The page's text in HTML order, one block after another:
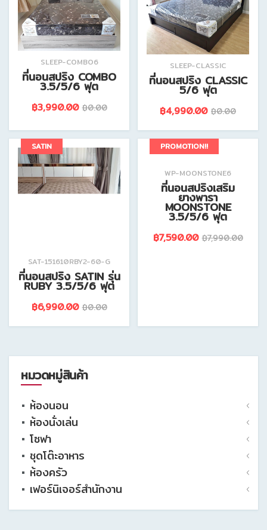
หมวดหมู่สินค้า
ห้องนอน
ชุดห้องนอน
เตียง
ตู้เสื้อผ้า
โต๊ะเครื่องแป้ง
ตู้วางทีวี
ตู้ข้างเตียง
ห้องนั่งเล่น
ชุดวางทีวีไม่เจาะผนัง
ชุดวางทีวีเจาะผนัง
ตู้โชว์
ชั้นวางของ
ตู้เตี้ย/ตู้ลิ้นชัก
โซฟา
โซฟาเข้ามุม 200- 220 ซม.
โซฟาเข้ามุม 230-290 ซม.
โซฟาเข้ามุม 300 ซม.ขึ้นไป
โซฟาเบด/เดย์เบด
ชุดโต๊ะอาหาร
ชุดโต๊ะอาหาร 4 ที่นั่ง
ชุดโต๊ะอาหาร 6 ที่นั่งขึ้นไป
เก้าอี้ทานอาหาร
ห้องครัว
ตู้ครัวเตี้ย
ตู้ครัวสูง
เฟอร์นิเจอร์สำนักงาน
โต๊ะทำงานไม้
SLEEP-COMBO6
ที่นอนสปริง COMBO
3.5/5/6 ฟุต
฿3,990.00 ฿0.00
ดูรายละเอียดสินค้านี้
SLEEP-CLASSIC
ที่นอนสปริง CLASSIC
5/6 ฟุต
฿4,990.00 ฿0.00
ดูรายละเอียดสินค้านี้
SATIN
SAT-151610RBY2-60-G
ที่นอนสปริง SATIN รุ่น
RUBY 3.5/5/6 ฟุต
฿6,990.00 ฿0.00
PROMOTION!!
WP-MOONSTONE6
ที่นอนสปริงเสริม
ยางพารา
MOONSTONE
3.5/5/6 ฟุต
฿7,590.00 ฿7,990.00